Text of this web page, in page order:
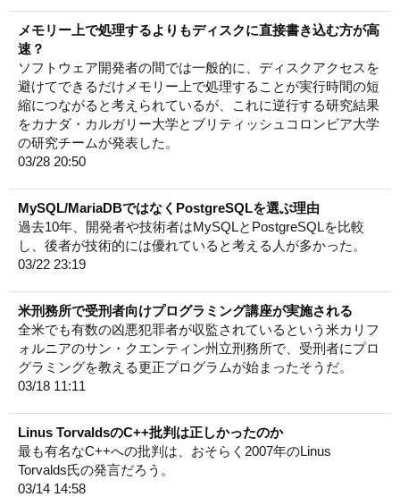
メモリー上で処理するよりもディスクに直接書き込む方が高
速？
ソフトウェア開発者の間では一般的に、ディスクアクセスを
避けてできるだけメモリー上で処理することが実行時間の短
縮につながると考えられているが、これに逆行する研究結果
をカナダ・カルガリー大学とブリティッシュコロンビア大学
の研究チームが発表した。
03/28 20:50
MySQL/MariaDBではなくPostgreSQLを選ぶ理由
過去10年、開発者や技術者はMySQLとPostgreSQLを比較
し、後者が技術的には優れていると考える人が多かった。
03/22 23:19
米刑務所で受刑者向けプログラミング講座が実施される
全米でも有数の凶悪犯罪者が収監されているという米カリフ
ォルニアのサン・クエンティン州立刑務所で、受刑者にプロ
グラミングを教える更正プログラムが始まったそうだ。
03/18 11:11
Linus TorvaldsのC++批判は正しかったのか
最も有名なC++への批判は、おそらく2007年のLinus
Torvalds氏の発言だろう。
03/14 14:58